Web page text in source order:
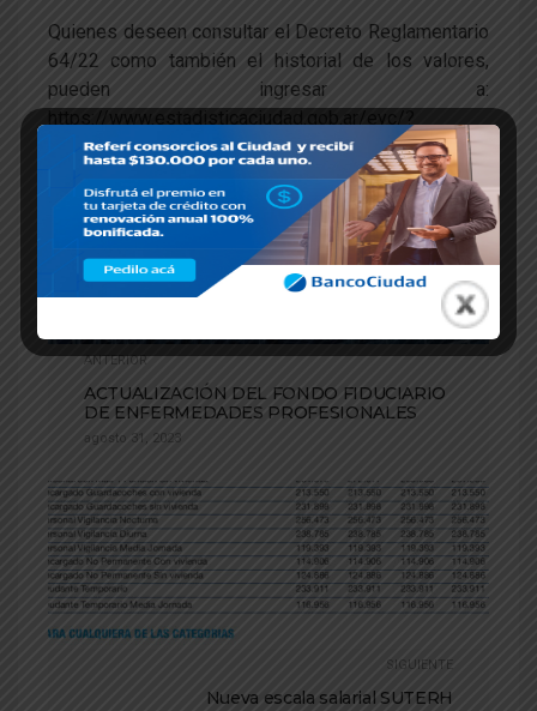
Quienes deseen consultar el Decreto Reglamentario
64/22 como también el historial de los valores,
pueden ingresar a:
page_id=127327
ANTERIOR
ACTUALIZACIÓN DEL FONDO FIDUCIARIO
DE ENFERMEDADES PROFESIONALES
agosto 31, 2023
SIGUIENTE
Nueva escala salarial SUTERH